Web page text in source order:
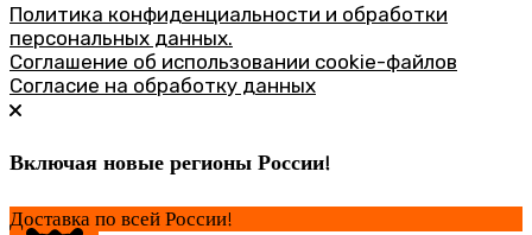
Политика конфиденциальности и обработки
персональных данных.
Соглашение об использовании cookie-файлов
Согласие на обработку данных
Включая новые регионы России!
Доставка по всей России!